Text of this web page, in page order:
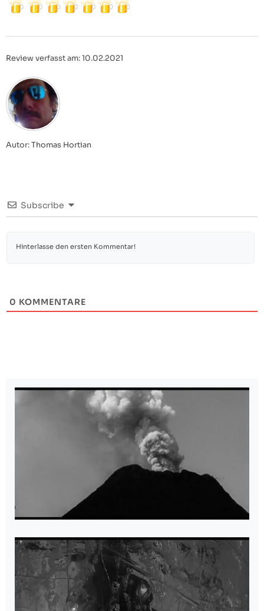
Review verfasst am: 10.02.2021
Autor: Thomas Hortian
Subscribe
0 KOMMENTARE